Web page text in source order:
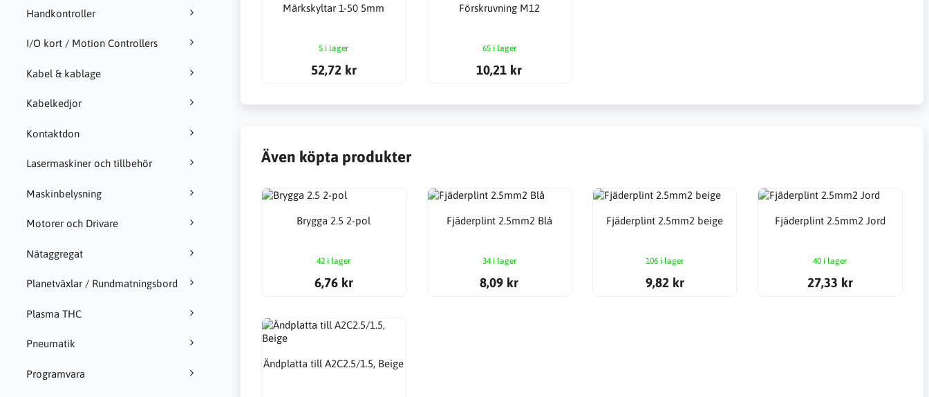
Handkontroller
I/O kort / Motion Controllers
Kabel & kablage
Kabelkedjor
Kontaktdon
Lasermaskiner och tillbehör
Maskinbelysning
Motorer och Drivare
Nätaggregat
Planetväxlar / Rundmatningsbord
Plasma THC
Pneumatik
Programvara
Märkskyltar 1-50 5mm
5 i lager
52,72 kr
Förskruvning M12
65 i lager
10,21 kr
Även köpta produkter
Brygga 2.5 2-pol
42 i lager
6,76 kr
Fjäderplint 2.5mm2 Blå
34 i lager
8,09 kr
Fjäderplint 2.5mm2 beige
106 i lager
9,82 kr
Fjäderplint 2.5mm2 Jord
40 i lager
27,33 kr
Ändplatta till A2C2.5/1.5, Beige